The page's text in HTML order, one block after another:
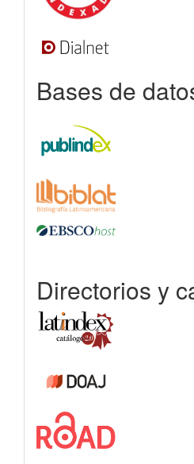
Bases de
Directorios y